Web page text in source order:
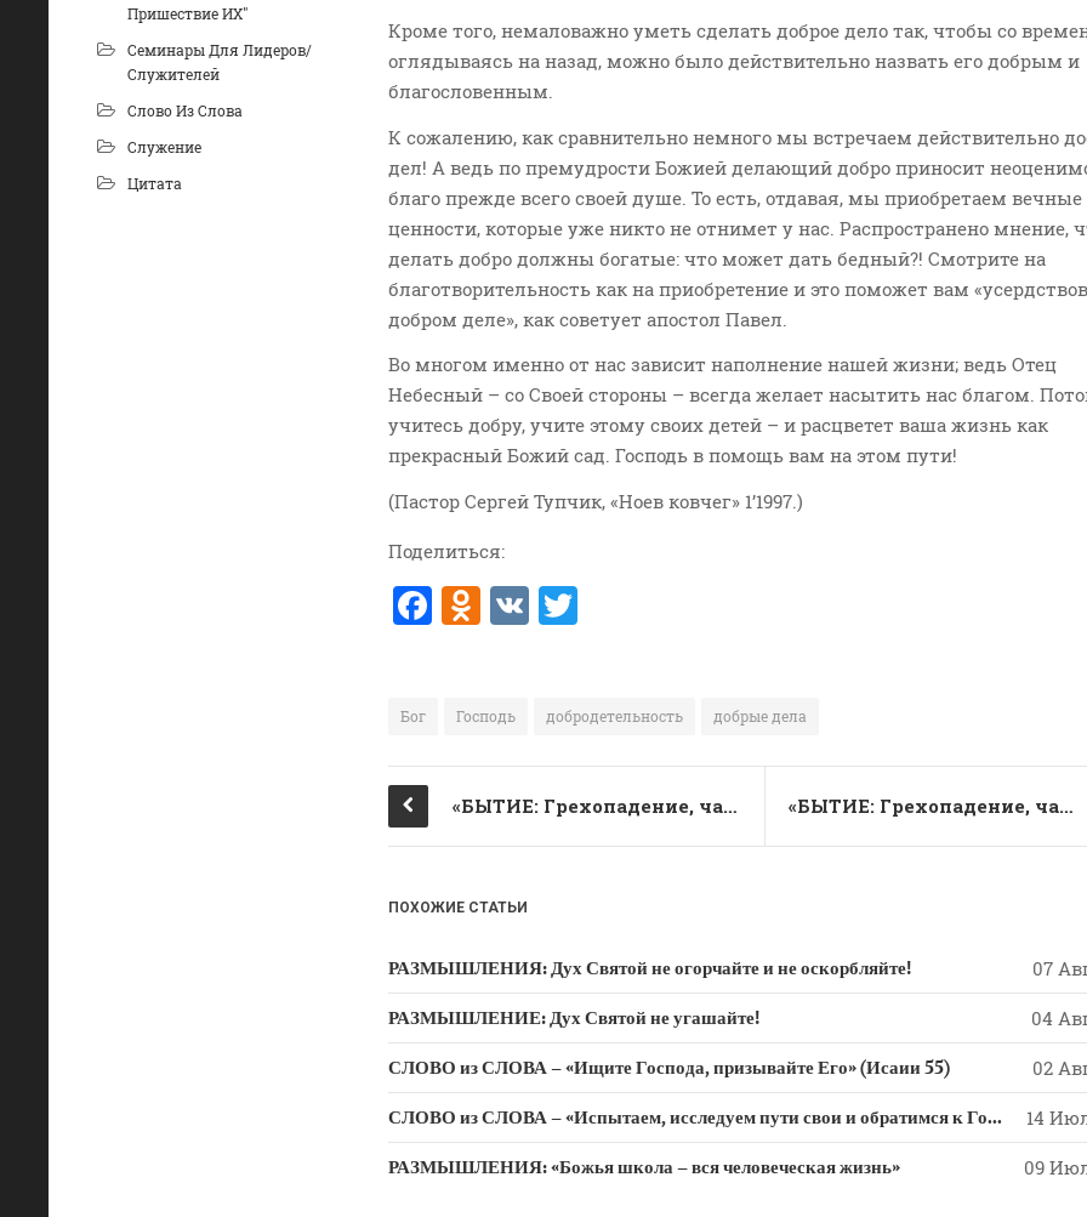
Пришествие ИХ"
Семинары Для Лидеров/
Служителей
Слово Из Слова
Служение
Цитата
Кроме того, немаловажно уметь сделать доброе дело так, чтобы со
оглядываясь на назад, можно было действительно назвать его добрым и
благословенным.
К сожалению, как сравнительно немного мы встречаем действительно
дел! А ведь по премудрости Божией делающий добро приносит
благо прежде всего своей душе. То есть, отдавая, мы приобретаем вечные
ценности, которые уже никто не отнимет у нас. Распространено мнение,
делать добро должны богатые: что может дать бедный?! Смотрите на
благотворительность как на приобретение и это поможет вам
добром деле», как советует апостол Павел.
Во многом именно от нас зависит наполнение нашей жизни; ведь Отец
Небесный – со Своей стороны – всегда желает насытить нас благом.
учитесь добру, учите этому своих детей – и расцветет ваша жизнь как
прекрасный Божий сад. Господь в помощь вам на этом пути!
(Пастор Сергей Тупчик, «Ноев ковчег» 1’1997.)
Поделиться:
F
a
b
o
o
O
d
o
kl
a
ss
ki
V
K
te
r
Бог Господь добродетельность добрые дела
«БЫТИЕ: Грехопадение, часть 1: БОДРСТВУЙТЕ» — духовная беседа, пастор Сергей Тупчик, 18.03.2021. «БЫТИЕ: Грехопадение, часть 2: ИСКУШЕНИЕ» — духовная беседа, пастор Сергей Тупчик, 25.03.2021.
ПОХОЖИЕ СТАТЬИ
РАЗМЫШЛЕНИЯ: Дух Святой не огорчайте и не оскорбляйте! 07
РАЗМЫШЛЕНИЕ: Дух Святой не угашайте! 04
СЛОВО из СЛОВА – «Ищите Господа, призывайте Его» (Исаии 55) 02
СЛОВО из СЛОВА – «Испытаем, исследуем пути свои и обратимся к Господу» 14
РАЗМЫШЛЕНИЯ: «Божья школа – вся человеческая жизнь» 09